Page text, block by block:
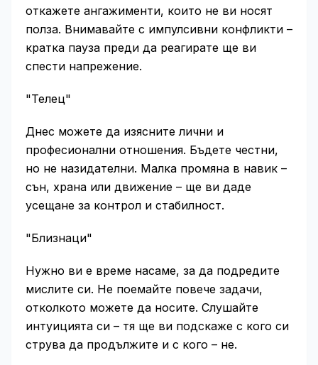
откажете ангажименти, които не ви носят
полза. Внимавайте с импулсивни конфликти –
кратка пауза преди да реагирате ще ви
спести напрежение.
"Телец"
Днес можете да изясните лични и
професионални отношения. Бъдете честни,
но не назидателни. Малка промяна в навик –
сън, храна или движение – ще ви даде
усещане за контрол и стабилност.
"Близнаци"
Нужно ви е време насаме, за да подредите
мислите си. Не поемайте повече задачи,
отколкото можете да носите. Слушайте
интуицията си – тя ще ви подскаже с кого си
струва да продължите и с кого – не.